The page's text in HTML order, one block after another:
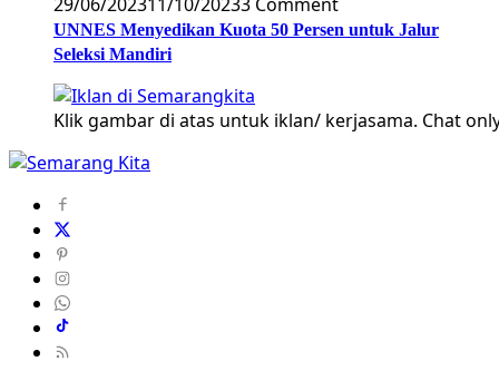
UNNES Menyedikan Kuota 50 Persen untuk Jalur
Seleksi Mandiri
Klik gambar di atas untuk iklan/ kerjasama. Chat